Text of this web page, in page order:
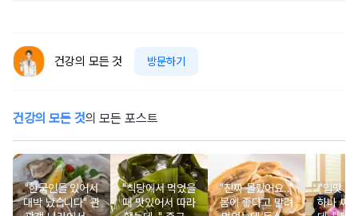
건강의 모든 것 방문하기
건강의 모든 것의 모든 포스트
"한국인들 있어서
대박 났습니다" 관
"식당에서 먹었을
때 맛있어서 따라
"진짜 몰랐어요.."
몸에 좋다고 말려
"입맛 없
하나 싸